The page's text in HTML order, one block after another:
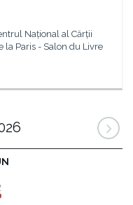
Național al Cărții
la Paris - Salon du Livre